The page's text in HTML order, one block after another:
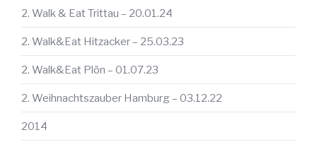
2. Walk & Eat Trittau – 20.01.24
2. Walk&Eat Hitzacker – 25.03.23
2. Walk&Eat Plön – 01.07.23
2. Weihnachtszauber Hamburg – 03.12.22
2014